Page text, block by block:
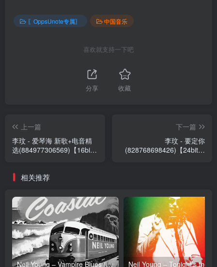
〖OppsUnote专属〗 中国音乐
喜欢就支持一下吧
分享 收藏
上一篇
李玟 - 爱琴海 新歌+电音精
选(884977306569)【16bit
下一篇
李玟 - 要定你
(828768698426)【24bit／
相关推荐
Neil Young – Vampire Blues (Live) – Single(054391239303)【24bit／96.0kHz】土耳其区